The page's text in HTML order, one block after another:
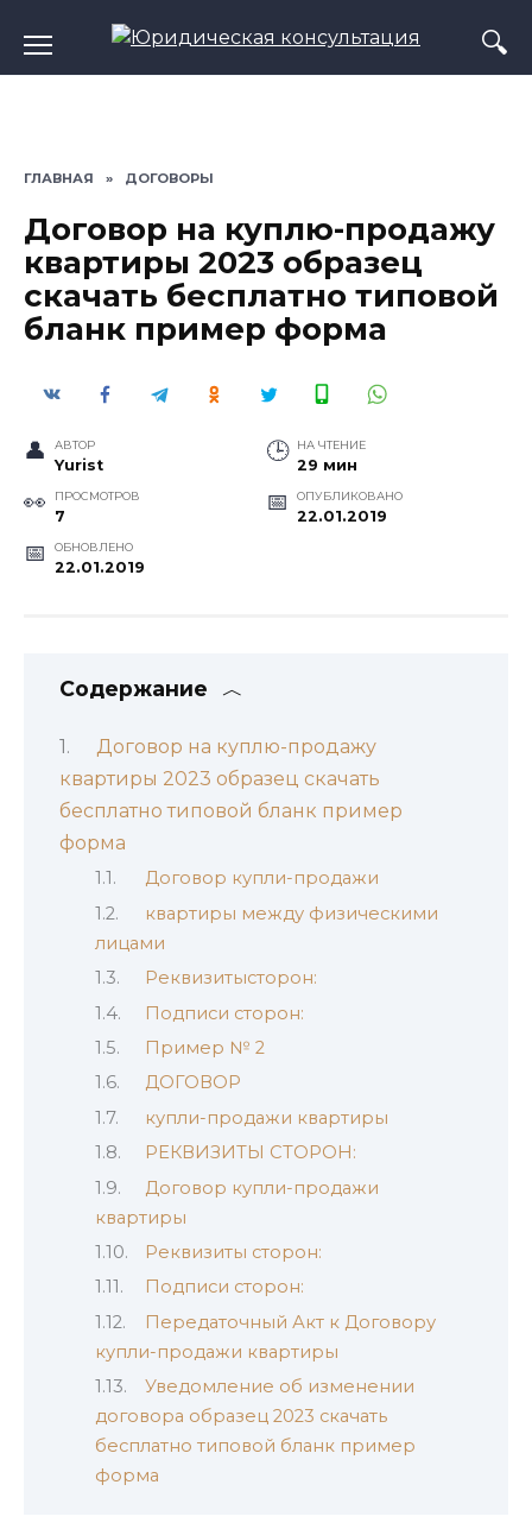
содержанию
ГЛАВНАЯ » ДОГОВОРЫ
Договор на куплю-продажу
квартиры 2023 образец
скачать бесплатно типовой
бланк пример форма
АВТОР
Yurist
НА ЧТЕНИЕ
29 мин
ПРОСМОТРОВ
7
ОПУБЛИКОВАНО
22.01.2019
ОБНОВЛЕНО
22.01.2019
Содержание
Договор на куплю-продажу
квартиры 2023 образец скачать
бесплатно типовой бланк пример
форма
Договор купли-продажи
квартиры между физическими
лицами
Реквизитысторон:
Подписи сторон:
Пример № 2
ДОГОВОР
купли-продажи квартиры
РЕКВИЗИТЫ СТОРОН:
Договор купли-продажи
квартиры
Реквизиты сторон:
Подписи сторон:
Передаточный Акт к Договору
купли-продажи квартиры
Уведомление об изменении
договора образец 2023 скачать
бесплатно типовой бланк пример
форма